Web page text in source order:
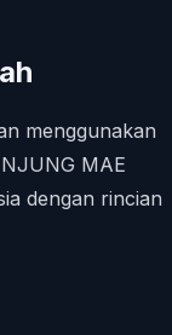
menggunakan
MAE
dengan rincian